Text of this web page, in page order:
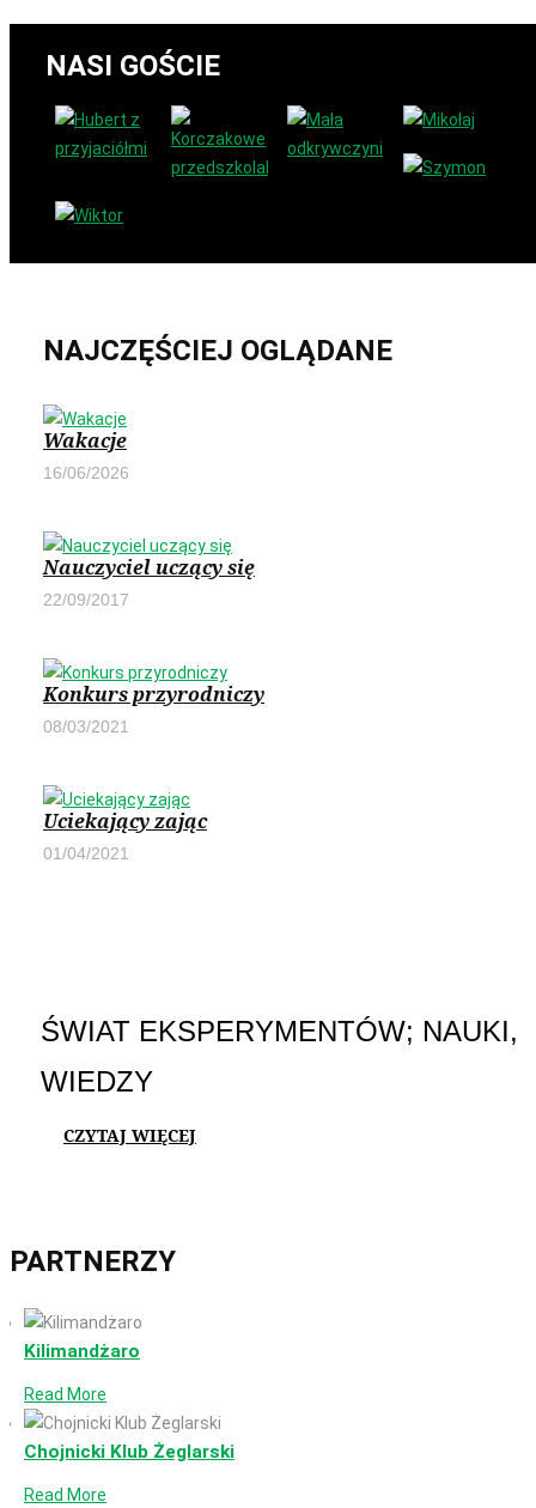
NASI GOŚCIE
NAJCZĘŚCIEJ OGLĄDANE
Wakacje
16/06/2026
Nauczyciel uczący się
22/09/2017
Konkurs przyrodniczy
08/03/2021
Uciekający zając
01/04/2021
ŚWIAT EKSPERYMENTÓW; NAUKI,
WIEDZY
CZYTAJ WIĘCEJ
PARTNERZY
Kilimandżaro
Read More
Chojnicki Klub Żeglarski
Read More